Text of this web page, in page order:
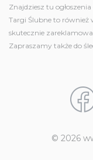
Znajdziesz tu
Targi Ślubne to również
skutecznie
Zapraszamy także do
© 2026